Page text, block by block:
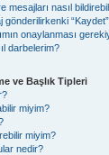
mesajları nasıl
gönderilirkenki
onaylanması
darbelerim?
ve Başlık Tipleri
miyim?
miyim?
nedir?